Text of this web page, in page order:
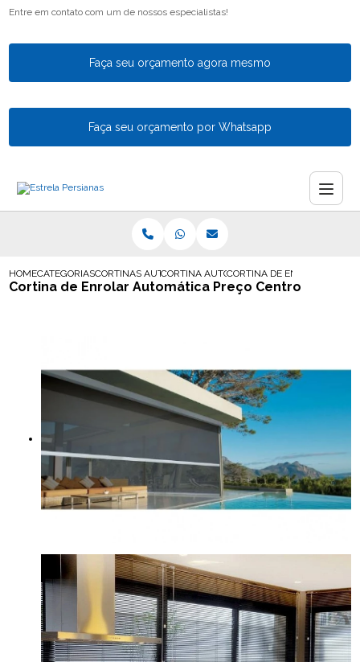
Entre em contato com um de nossos especialistas!
Faça seu orçamento agora mesmo
Faça seu orçamento por Whatsapp
HOMECATEGORIASCORTINAS AUTOMATICASCORTINA AUTOMATICA PARA SACADA
CORTINA DE ENROLAR
Cortina de Enrolar Automática Preço Centro